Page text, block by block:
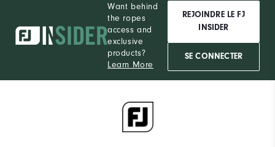
Want behind
the ropes
access and
exclusive
products?
Learn More
REJOINDRE LE FJ
INSIDER
SE CONNECTER